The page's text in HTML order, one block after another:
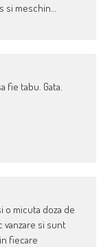
si meschin…
fie tabu. Gata.
o micuta doza de
si sunt
fiecare